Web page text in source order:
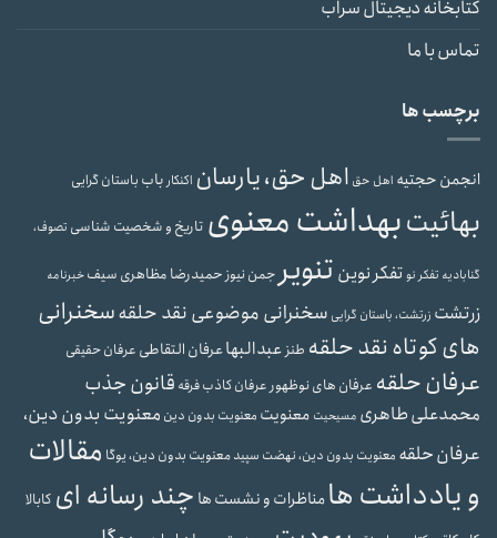
کتابخانه دیجیتال سراب
تماس با ما
برچسب ها
انجمن حجتیه اهل حق اهل حق، یارسان اکنکار باب باستان گرایی
بهائیتبهداشت معنوی تاریخ و شخصیت شناسی تصوف،
گنابادیه تفکر نوتفکر نوین تنویر جمن نیوز حمیدرضا مظاهری سیفخبرنامه
زرتشت زرتشت، باستان گرایی سخنرانی موضوعی نقد حلقهسخنرانی
های کوتاه نقد حلقه طنز عبدالبهاعرفان التقاطی عرفان حقیقی
عرفان حلقه عرفان های نوظهور عرفان کاذبفرقه قانون جذب
محمدعلی طاهری مسیحیت معنویت معنویت بدون دین معنویت بدون دین،
عرفان حلقه معنویت بدون دین، نهضت سپیدمعنویت بدون دین، یوگا مقالات
و یادداشت هامناظرات و نشست ها چند رسانه ای کابالا